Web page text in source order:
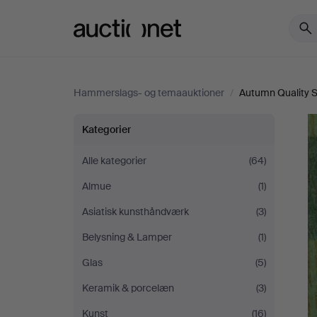
Hammerslags- og temaauktioner / Autumn Quality
Autumn
Quality
Sale
Kategorier
Alle kategorier
(64)
Almue
(1)
Asiatisk kunsthåndværk
(3)
Belysning & Lamper
(1)
Glas
(5)
Keramik & porcelæn
(3)
Kunst
(16)